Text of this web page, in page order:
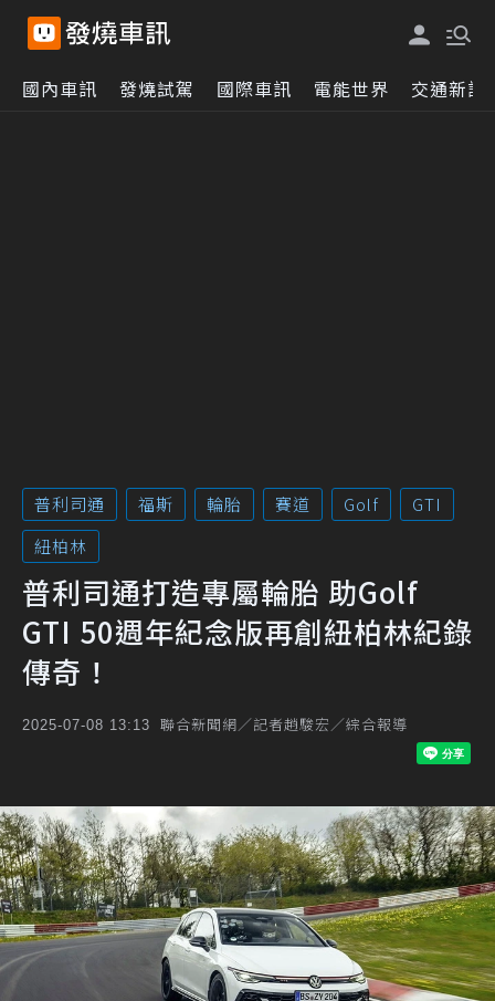
國內車訊 發燒試駕 國際車訊 電能世界 交通新訊
普利司通 福斯 輪胎 賽道 Golf
GTI
紐柏林
普利司通打造專屬輪胎 助Golf
GTI 50週年紀念版再創紐柏林紀錄
傳奇！
2025-07-08 13:13 聯合新聞網／記者趙駿宏／綜合報導